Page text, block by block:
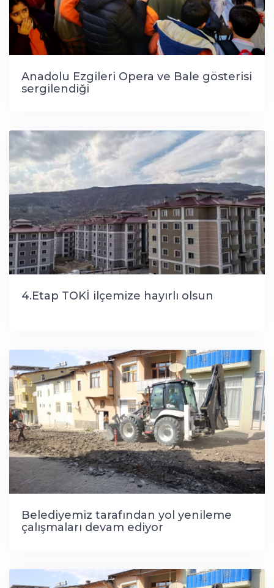
Anadolu Ezgileri Opera ve Bale gösterisi
sergilendiği
4.Etap TOKİ ilçemize hayırlı olsun
Belediyemiz tarafından yol yenileme
çalışmaları devam ediyor